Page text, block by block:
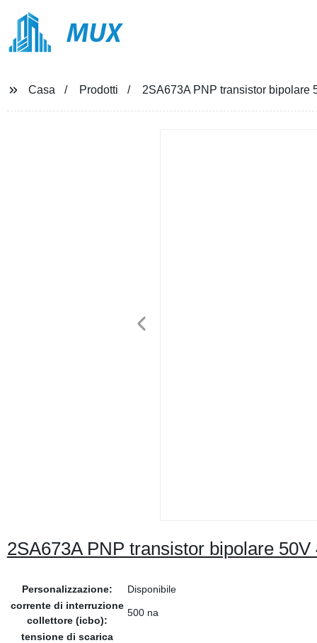
MUX
Casa Prodotti 2SA673A PNP transistor bipolare
2SA673A PNP transistor bipolare
Personalizzazione:
Disponibile
corrente di interruzione
collettore (icbo):
500 na
tensione di scarica